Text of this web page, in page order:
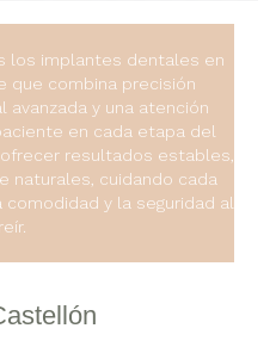
los implantes dentales en
que combina precisión
avanzada y una atención
en cada etapa del
resultados estables,
naturales, cuidando cada
y la seguridad al